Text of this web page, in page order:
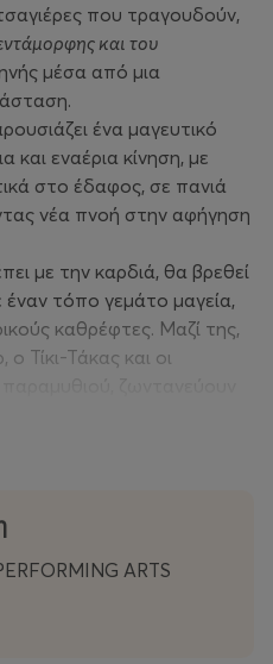
που τραγουδούν,
και του
μέσα από μια
ένα μαγευτικό
και εναέρια κίνηση, με
στο έδαφος, σε πανιά
νέα πνοή στην αφήγηση
με την καρδιά, θα βρεθεί
τόπο γεμάτο μαγεία,
καθρέφτες. Μαζί της,
Τίκι-Τάκας και οι
χορεύτριες όλων των
- στήνοντας ένα
και εμπνέει.
ARTS